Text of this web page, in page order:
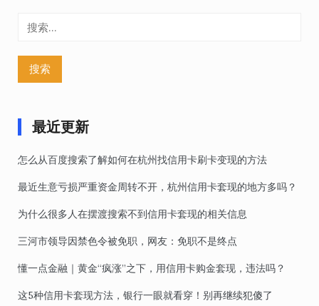
最近更新
怎么从百度搜索了解如何在杭州找信用卡刷卡变现的方法
最近生意亏损严重资金周转不开，杭州信用卡套现的地方多吗？
为什么很多人在摆渡搜索不到信用卡套现的相关信息
三河市领导因禁色令被免职，网友：免职不是终点
懂一点金融｜黄金“疯涨”之下，用信用卡购金套现，违法吗？
这5种信用卡套现方法，银行一眼就看穿！别再继续犯傻了